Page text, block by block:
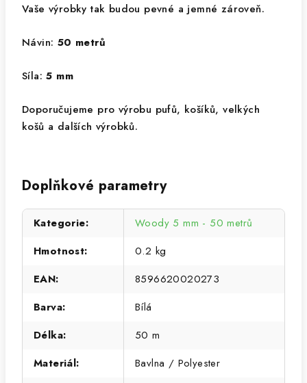
Vaše výrobky tak budou pevné a jemné zároveň.
Návin: 50 metrů
Síla:5 mm
Doporučujeme pro výrobu pufů, košíků, velkých
košů a dalších výrobků.
Doplňkové parametry
Kategorie:
Woody 5 mm - 50 metrů
Hmotnost:
0.2 kg
EAN:
8596620020273
Barva:
Bílá
Délka:
50 m
Materiál:
Bavlna / Polyester